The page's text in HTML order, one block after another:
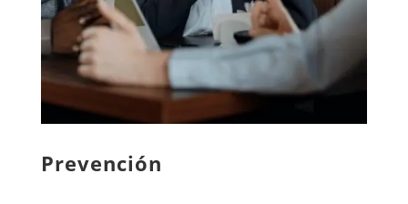
Prevención